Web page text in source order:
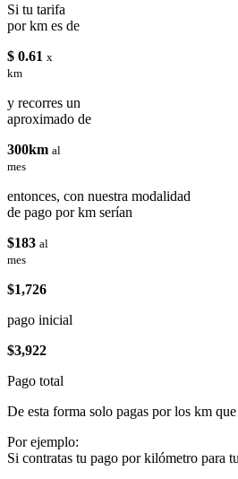
Si tu tarifa
por km es de
$ 0.61 x
km
y recorres un
aproximado de
300km al
mes
entonces, con nuestra modalidad
de pago por km serían
$183 al
mes
$1,726
pago inicial
$3,922
Pago total
De esta forma solo pagas por los km
Por ejemplo:
Si contratas tu pago por kilómetro para